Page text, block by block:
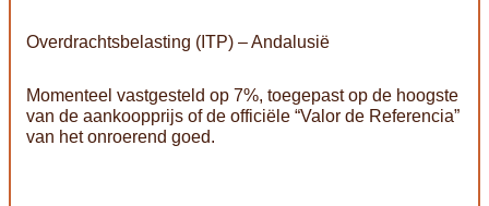
Overdrachtsbelasting (ITP) – Andalusië
Momenteel vastgesteld op 7%, toegepast op de hoogste
van de aankoopprijs of de officiële “Valor de Referencia”
van het onroerend goed.